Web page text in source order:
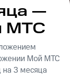
—
МТС
Мой МТС
на 3 месяца